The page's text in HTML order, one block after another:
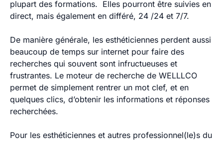
plupart des formations. Elles pourront être suivies en
direct, mais également en différé, 24 /24 et 7/7.
De manière générale, les esthéticiennes perdent aussi
beaucoup de temps sur internet pour faire des
recherches qui souvent sont infructueuses et
frustrantes. Le moteur de recherche de WELLLCO
permet de simplement rentrer un mot clef, et en
quelques clics, d’obtenir les informations et réponses
recherchées.
Pour les esthéticiennes et autres professionnel(le)s du